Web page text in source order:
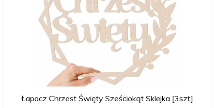
Łapacz Chrzest Święty Sześciokąt Sklejka [3szt]